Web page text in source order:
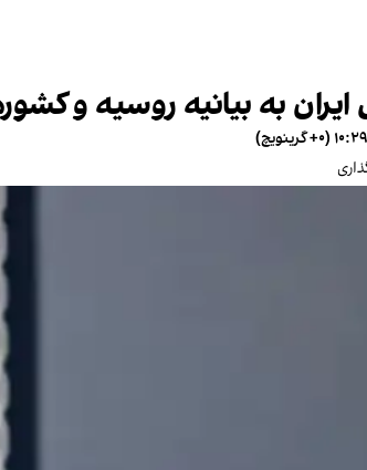
به بیانیه روسیه و